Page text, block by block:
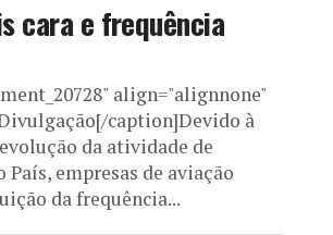
cara e frequência
align="alignnone"
caption]Devido à
da atividade de
empresas de aviação
da frequência...